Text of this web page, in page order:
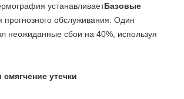
устанавливаетБазовые
прогнозного обслуживания. Один
неожиданные сбои на 40%, используя
утечки